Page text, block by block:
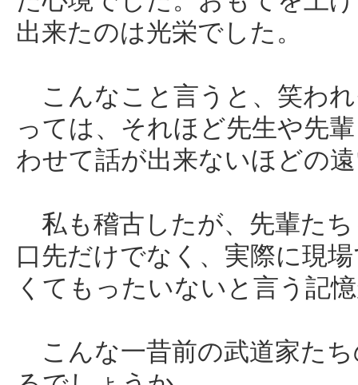
出来たのは光栄でした。
こんなこと言うと、笑わ
っては、それほど先生や先
わせて話が出来ないほどの
私も稽古したが、先輩た
口先だけでなく、実際に現
くてもったいないと言う記
こんな一昔前の武道家た